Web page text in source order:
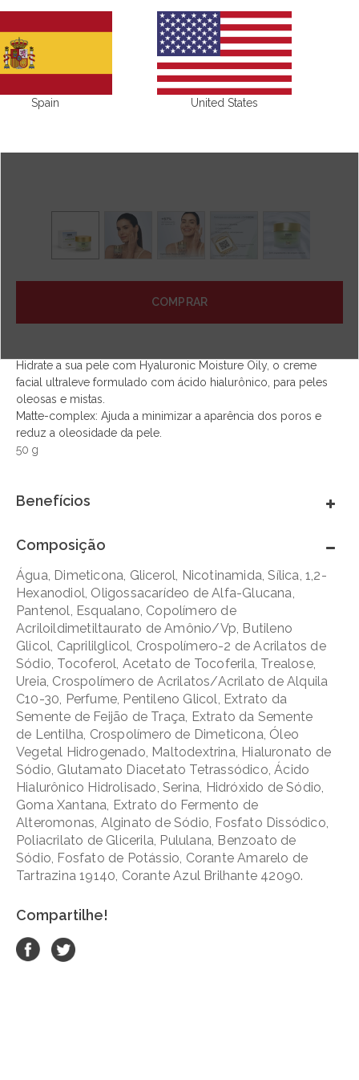
COMPRAR
Hidrate a sua pele com Hyaluronic Moisture Oily, o creme
facial ultraleve formulado com ácido hialurônico, para peles
oleosas e mistas.
Matte-complex: Ajuda a minimizar a aparência dos poros e
reduz a oleosidade da pele.
50 g
Benefícios
Composição
Água, Dimeticona, Glicerol, Nicotinamida, Sílica, 1,2-
Hexanodiol, Oligossacarídeo de Alfa-Glucana,
Pantenol, Esqualano, Copolímero de
Acriloildimetiltaurato de Amônio/Vp, Butileno
Glicol, Caprililglicol, Crospolímero-2 de Acrilatos de
Sódio, Tocoferol, Acetato de Tocoferila, Trealose,
Ureia, Crospolímero de Acrilatos/Acrilato de Alquila
C10-30, Perfume, Pentileno Glicol, Extrato da
Semente de Feijão de Traça, Extrato da Semente
de Lentilha, Crospolímero de Dimeticona, Óleo
Vegetal Hidrogenado, Maltodextrina, Hialuronato de
Sódio, Glutamato Diacetato Tetrassódico, Ácido
Hialurônico Hidrolisado, Serina, Hidróxido de Sódio,
Goma Xantana, Extrato do Fermento de
Alteromonas, Alginato de Sódio, Fosfato Dissódico,
Poliacrilato de Glicerila, Pululana, Benzoato de
Sódio, Fosfato de Potássio, Corante Amarelo de
Tartrazina 19140, Corante Azul Brilhante 42090.
Compartilhe!
Spain United States